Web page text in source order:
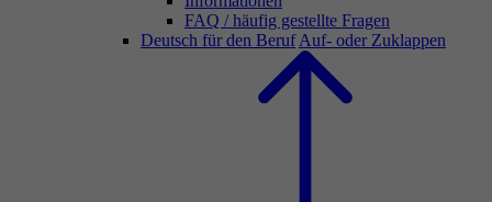
FAQ / häufig gestellte Fragen
Deutsch für den Beruf Auf- oder Zuklappen